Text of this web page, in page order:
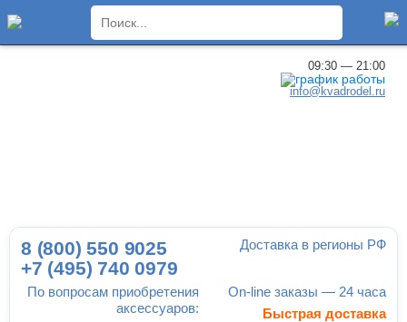
09:30 — 21:00
info@kvadrodel.ru
По вопросам приобретения
аксессуаров:
8 (800) 550 9025
+7 (495) 740 0979
Доставка в регионы РФ
On-line заказы — 24 часа
Быстрая доставка
×